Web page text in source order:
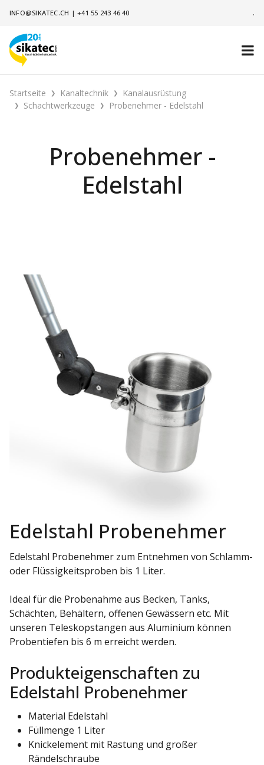
INFO@SIKATEC.CH |+41 55 243 46 40 .
Startseite Kanaltechnik
Kanalausrüstung
Schachtwerkzeuge
Probenehmer - Edelstahl
Probenehmer -
Edelstahl
Edelstahl Probenehmer
Edelstahl Probenehmer zum Entnehmen von Schlamm-
oder Flüssigkeitsproben bis 1 Liter.
Ideal für die Probenahme aus Becken, Tanks,
Schächten, Behältern, offenen Gewässern etc. Mit
unseren Teleskopstangen aus Aluminium können
Probentiefen bis 6 m erreicht werden.
Produkteigenschaften zu
Edelstahl Probenehmer
Material Edelstahl
Füllmenge 1 Liter
Knickelement mit Rastung und großer
Rändelschraube